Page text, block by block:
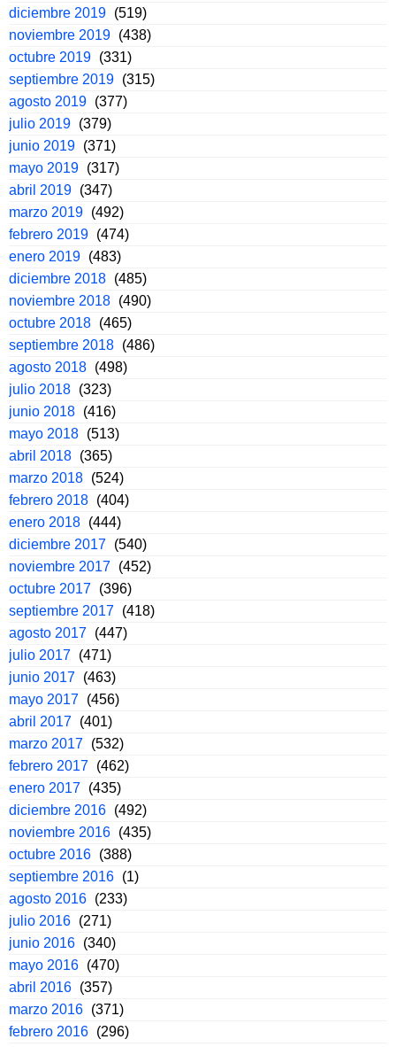
diciembre 2019 (519)
noviembre 2019 (438)
octubre 2019 (331)
septiembre 2019 (315)
agosto 2019 (377)
julio 2019 (379)
junio 2019 (371)
mayo 2019 (317)
abril 2019 (347)
marzo 2019 (492)
febrero 2019 (474)
enero 2019 (483)
diciembre 2018 (485)
noviembre 2018 (490)
octubre 2018 (465)
septiembre 2018 (486)
agosto 2018 (498)
julio 2018 (323)
junio 2018 (416)
mayo 2018 (513)
abril 2018 (365)
marzo 2018 (524)
febrero 2018 (404)
enero 2018 (444)
diciembre 2017 (540)
noviembre 2017 (452)
octubre 2017 (396)
septiembre 2017 (418)
agosto 2017 (447)
julio 2017 (471)
junio 2017 (463)
mayo 2017 (456)
abril 2017 (401)
marzo 2017 (532)
febrero 2017 (462)
enero 2017 (435)
diciembre 2016 (492)
noviembre 2016 (435)
octubre 2016 (388)
septiembre 2016 (1)
agosto 2016 (233)
julio 2016 (271)
junio 2016 (340)
mayo 2016 (470)
abril 2016 (357)
marzo 2016 (371)
febrero 2016 (296)